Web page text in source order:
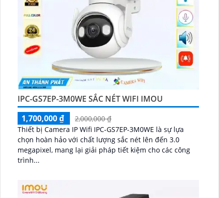
IPC-GS7EP-3M0WE SẮC NÉT WIFI IMOU
1,700,000 ₫
2,000,000 ₫
Thiết bị Camera IP Wifi IPC-GS7EP-3M0WE là sự lựa
chọn hoàn hảo với chất lượng sắc nét lên đến 3.0
megapixel, mang lại giải pháp tiết kiệm cho các công
trình...